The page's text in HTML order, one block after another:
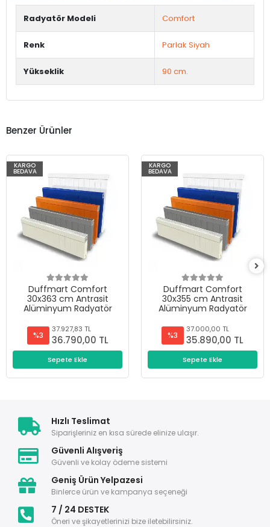
Radyatör Modeli Comfort
Renk Parlak Siyah
Yükseklik 90 cm.
Benzer Ürünler
KARGO
BEDAVA
Duffmart Comfort
30x363 cm Antrasit
Alüminyum Radyatör
%3
37.927,83 TL
36.790,00 TL
Sepete Ekle
KARGO
BEDAVA
Duffmart Comfort
30x355 cm Antrasit
Alüminyum Radyatör
%3
37.000,00 TL
35.890,00 TL
Sepete Ekle
Hızlı Teslimat
Siparişleriniz en kısa sürede elinize ulaşır.
Güvenli Alışveriş
Güvenli ve kolay ödeme sistemi
Geniş Ürün Yelpazesi
Binlerce ürün ve kampanya seçeneği
7 / 24 DESTEK
Öneri ve şikayetlerinizi bize iletebilirsiniz.